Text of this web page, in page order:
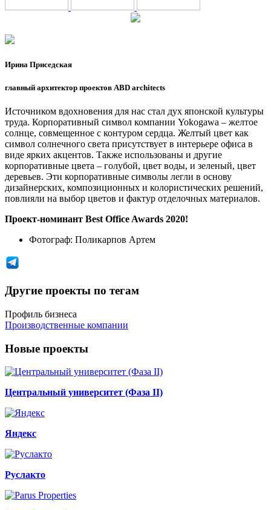
Ирина Приседская
главный архитектор проектов ABD architects
Источником вдохновения для нас стал дух японской культуры
труда. Корпоративный символ компании Yokogawa – желтое
солнце, совмещенное с контуром сердца. Желтый цвет как
символ солнечного света присутствует в интерьере офиса в
виде ярких акцентов. Также использованы и другие
корпоративные цвета – голубой, цвет воды, и зеленый, цвет
деревьев. Эти корпоративные символы легли в основу
дизайнерских, композиционных и колористических решений,
повлияли на выбор цветов и фактур отделочных материалов.
Проект-номинант Best Office Awards 2020!
Фотограф: Поликарпов Артем
Другие проекты по тегам
Профиль бизнеса
Производственные компании
Новые проекты
Центральный университет (Фаза II)
Яндекс
Руслакто